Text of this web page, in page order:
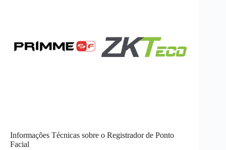
Informações Técnicas sobre o Registrador de Ponto
Facial